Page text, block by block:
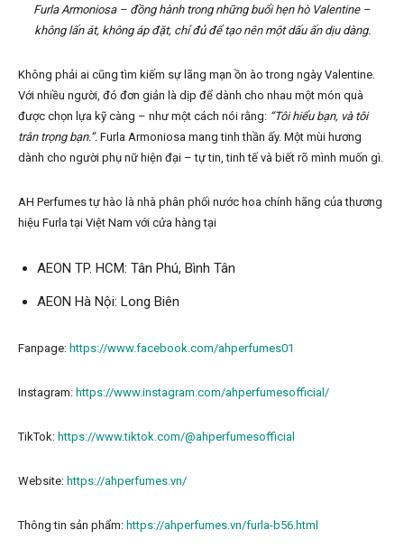
Furla Armoniosa – đồng hành trong những buổi hẹn hò Valentine –
không lấn át, không áp đặt, chỉ đủ để tạo nên một dấu ấn dịu dàng.
Không phải ai cũng tìm kiếm sự lãng mạn ồn ào trong ngày Valentine.
Với nhiều người, đó đơn giản là dịp để dành cho nhau một món quà
được chọn lựa kỹ càng – như một cách nói rằng: “Tôi hiểu bạn, và tôi
trân trọng bạn.”. Furla Armoniosa mang tinh thần ấy. Một mùi hương
dành cho người phụ nữ hiện đại – tự tin, tinh tế và biết rõ mình muốn gì.
AH Perfumes tự hào là nhà phân phối nước hoa chính hãng của thương
hiệu Furla tại Việt Nam với cửa hàng tại
AEON TP. HCM: Tân Phú, Bình Tân
AEON Hà Nội: Long Biên
Fanpage: https://www.facebook.com/ahperfumes01
Instagram: https://www.instagram.com/ahperfumesofficial/
TikTok: https://www.tiktok.com/@ahperfumesofficial
Website: https://ahperfumes.vn/
Thông tin sản phẩm: https://ahperfumes.vn/furla-b56.html